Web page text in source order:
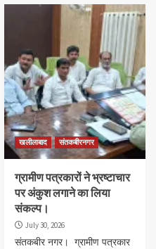
खलीलाबाद संतकबीरनगर
ग्रामीण पत्रकारों ने भ्रष्टाचार
पर अंकुश लगाने का लिया
संकल्प।
July 30, 2026
संतकबीर नगर। ग्रामीण पत्रकार